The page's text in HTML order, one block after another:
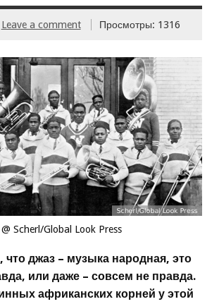
Leave a comment Просмотры: 1316
@ Scherl/Global Look Press
что джаз – музыка народная, это
или даже – совсем не правда.
африканских корней у этой